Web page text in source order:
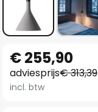
naar
het
begin
€ 255,90
adviesprijs€ 313,39
incl. btw